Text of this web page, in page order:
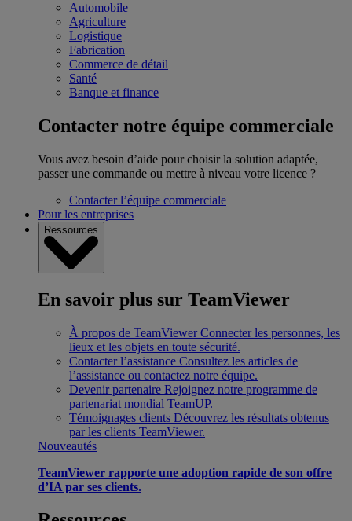
Automobile
Agriculture
Logistique
Fabrication
Commerce de détail
Santé
Banque et finance
Contacter notre équipe commerciale
Vous avez besoin d’aide pour choisir la solution adaptée,
passer une commande ou mettre à niveau votre licence ?
Contacter l’équipe commerciale
Pour les entreprises
Ressources
En savoir plus sur TeamViewer
À propos de TeamViewer Connecter les personnes, les
lieux et les objets en toute sécurité.
Contacter l’assistance Consultez les articles de
l’assistance ou contactez notre équipe.
Devenir partenaire Rejoignez notre programme de
partenariat mondial TeamUP.
Témoignages clients Découvrez les résultats obtenus
par les clients TeamViewer.
Nouveautés
TeamViewer rapporte une adoption rapide de son offre
d’IA par ses clients.